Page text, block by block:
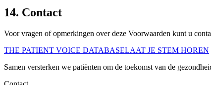
14. Contact
Voor vragen of opmerkingen over deze Voorwaarden kunt u
THE PATIENT VOICE DATABASELAAT JE STEM HOREN
Samen versterken we patiënten om de toekomst van de